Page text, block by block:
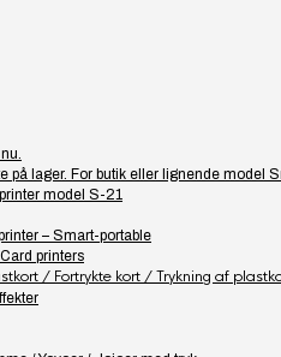
på lager. For butik eller lignende model
model S-21
– Smart-portable
printers
/ Fortrykte kort / Trykning af